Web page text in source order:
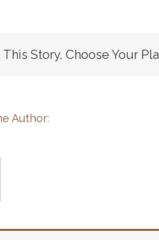
This Story, Choose Your
Author: